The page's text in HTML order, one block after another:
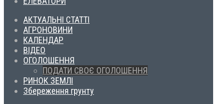
АКТУАЛЬНІ СТАТТІ
АГРОНОВИНИ
КАЛЕНДАР
ВІДЕО
ОГОЛОШЕННЯ
ПОДАТИ СВОЄ ОГОЛОШЕННЯ
РИНОК ЗЕМЛІ
Збереження грунту